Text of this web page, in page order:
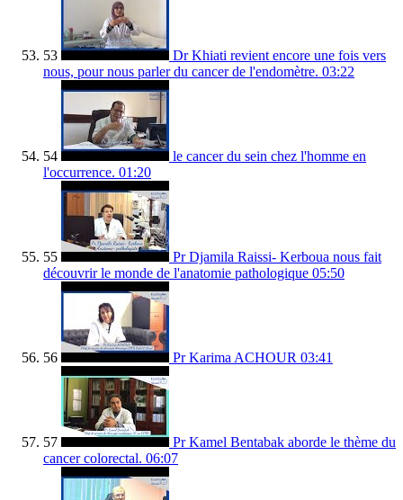
53
Dr Khiati revient encore une fois vers
nous, pour nous parler du cancer de l'endomètre. 03:22
54
le cancer du sein chez l'homme en
l'occurrence. 01:20
55
Pr Djamila Raissi- Kerboua nous fait
découvrir le monde de l'anatomie pathologique 05:50
56 Pr Karima ACHOUR 03:41
57
Pr Kamel Bentabak aborde le thème du
cancer colorectal. 06:07